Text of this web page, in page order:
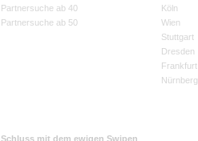
Partnersuche ab 40
Partnersuche ab 50
Köln
Wien
Stuttgart
Dresden
Frankfurt
Nürnberg
Schluss mit dem ewigen Swipen